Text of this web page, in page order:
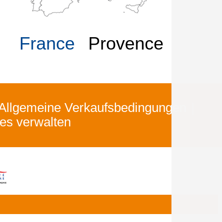
France Provence
Verkaufsbedingungen
verwalten